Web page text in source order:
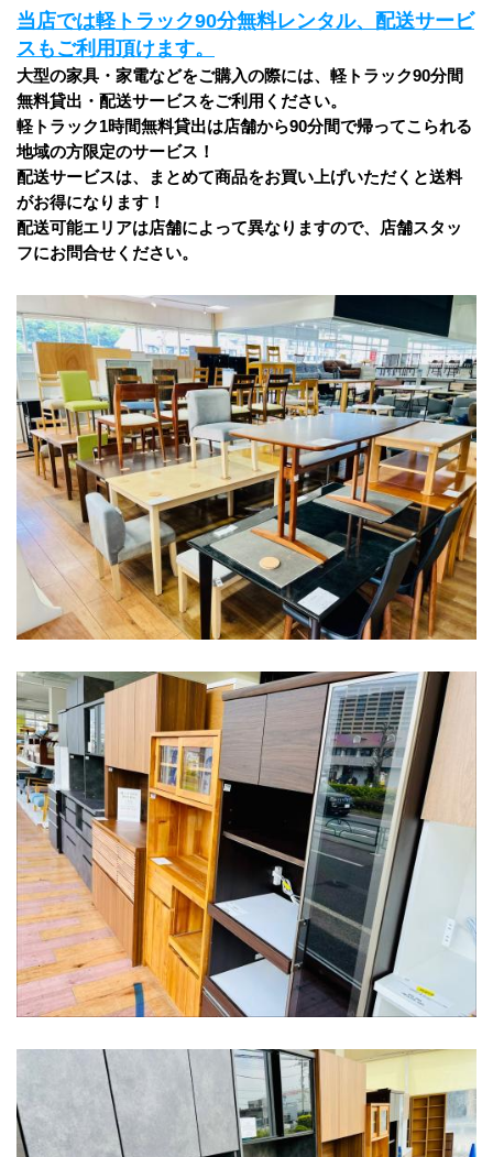
当店では軽トラック90分無料レンタル、配送サービ
スもご利用頂けます。
大型の家具・家電などをご購入の際には、軽トラック90分間
無料貸出・配送サービスをご利用ください。
軽トラック1時間無料貸出は店舗から90分間で帰ってこられる
地域の方限定のサービス！
配送サービスは、まとめて商品をお買い上げいただくと送料
がお得になります！
配送可能エリアは店舗によって異なりますので、店舗スタッ
フにお問合せください。